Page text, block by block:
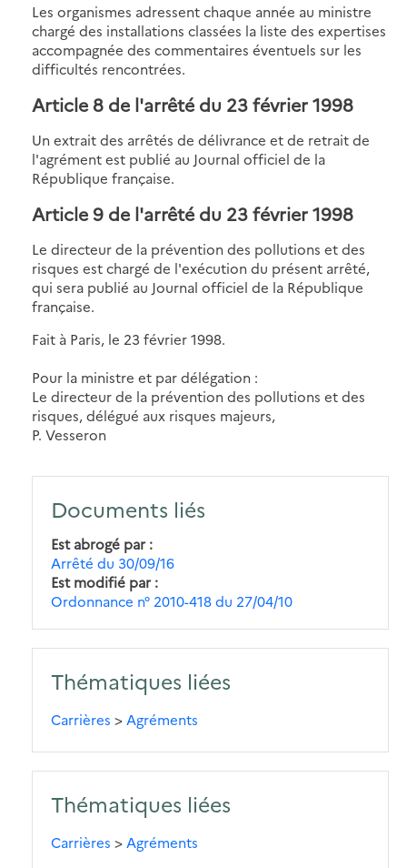
Les organismes adressent chaque année au ministre
chargé des installations classées la liste des expertises
accompagnée des commentaires éventuels sur les
difficultés rencontrées.
Article 8 de l'arrêté du 23 février 1998
Un extrait des arrêtés de délivrance et de retrait de
l'agrément est publié au Journal officiel de la
République française.
Article 9 de l'arrêté du 23 février 1998
Le directeur de la prévention des pollutions et des
risques est chargé de l'exécution du présent arrêté,
qui sera publié au Journal officiel de la République
française.
Fait à Paris, le 23 février 1998.
Pour la ministre et par délégation :
Le directeur de la prévention des pollutions et des
risques, délégué aux risques majeurs,
P. Vesseron
Documents liés
Est abrogé par
Arrêté du 30/09/16
Est modifié par
Ordonnance n° 2010-418 du 27/04/10
Thématiques liées
Carrières > Agréments
Thématiques liées
Carrières > Agréments